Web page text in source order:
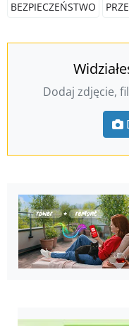
BEZPIECZEŃSTWO
Dodaj zdjęcie,